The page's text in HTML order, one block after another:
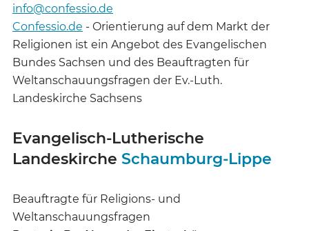
info@confessio.de
Confessio.de - Orientierung auf dem Markt der
Religionen ist ein Angebot des Evangelischen
Bundes Sachsen und des Beauftragten für
Weltanschauungsfragen der Ev.-Luth.
Landeskirche Sachsens
Evangelisch-Lutherische
Landeskirche Schaumburg-Lippe
Beauftragte für Religions- und
Weltanschauungsfragen